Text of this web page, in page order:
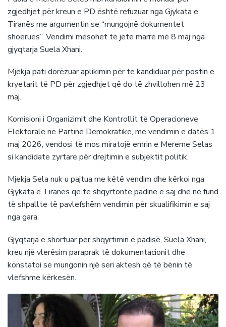
zgjedhjet për kreun e PD është refuzuar nga Gjykata e
Tiranës me argumentin se “mungojnë dokumentet
shoërues”. Vendimi mësohet të jetë marrë më 8 maj nga
gjyqtarja Suela Xhani.
Mjekja pati dorëzuar aplikimin për të kandiduar për postin e
kryetarit të PD për zgjedhjet që do të zhvillohen më 23
maj.
Komisioni i Organizimit dhe Kontrollit të Operacioneve
Elektorale në Partinë Demokratike, me vendimin e datës 1
maj 2026, vendosi të mos miratojë emrin e Mereme Selas
si kandidate zyrtare për drejtimin e subjektit politik.
Mjekja Sela nuk u pajtua me këtë vendim dhe kërkoi nga
Gjykata e Tiranës që të shqyrtonte padinë e saj dhe në fund
të shpallte të pavlefshëm vendimin për skualifikimin e saj
nga gara.
Gjyqtarja e shortuar për shqyrtimin e padisë, Suela Xhani,
kreu një vlerësim paraprak të dokumentacionit dhe
konstatoi se mungonin një seri aktesh që të bënin të
vlefshme kërkesën.